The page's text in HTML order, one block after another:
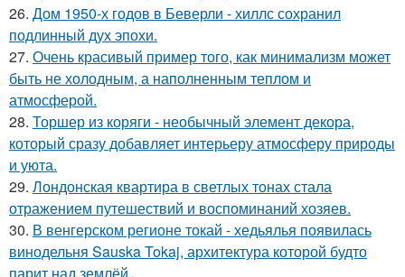
26. Дом 1950-х годов в Беверли - хиллс сохранил
подлинный дух эпохи.
27. Очень красивый пример того, как минимализм может
быть не холодным, а наполненным теплом и
атмосферой.
28. Торшер из коряги - необычный элемент декора,
который сразу добавляет интерьеру атмосферу природы
и уюта.
29. Лондонская квартира в светлых тонах стала
отражением путешествий и воспоминаний хозяев.
30. В венгерском регионе токай - хедьялья появилась
винодельня Sauska Tokaj, архитектура которой будто